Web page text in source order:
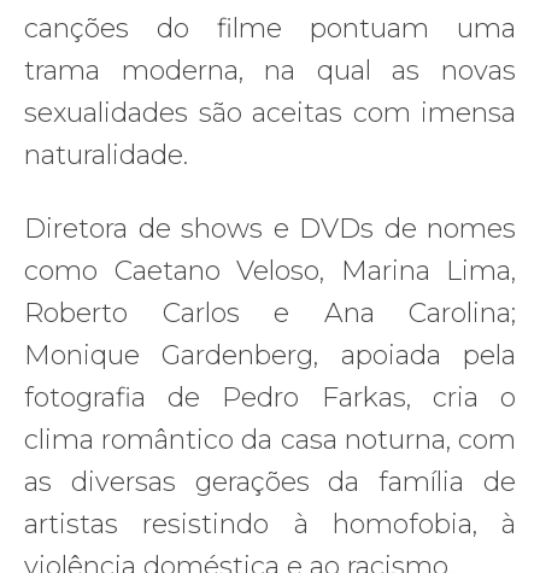
canções do filme pontuam uma
trama moderna, na qual as novas
sexualidades são aceitas com imensa
naturalidade.
Diretora de shows e DVDs de nomes
como Caetano Veloso, Marina Lima,
Roberto Carlos e Ana Carolina;
Monique Gardenberg, apoiada pela
fotografia de Pedro Farkas, cria o
clima romântico da casa noturna, com
as diversas gerações da família de
artistas resistindo à homofobia, à